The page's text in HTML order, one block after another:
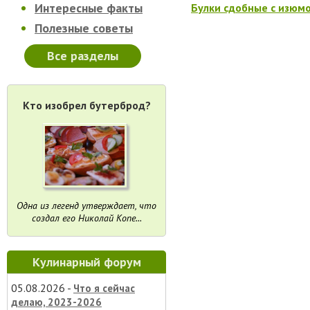
Интересные факты
Полезные советы
Все разделы
Кто изобрел бутерброд?
Одна из легенд утверждает, что
создал его Николай Копе...
Кулинарный форум
05.08.2026 - Что я сейчас
делаю, 2023-2026
Булки сдобные с